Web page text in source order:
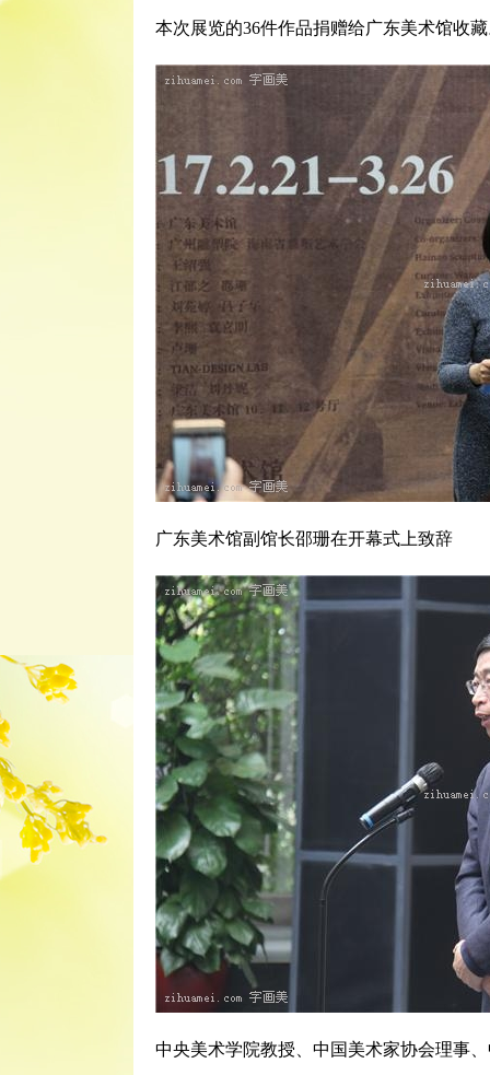
本次展览的36件作品捐赠给广东美术馆收
广东美术馆副馆长邵珊在开幕式上致辞
中央美术学院教授、中国美术家协会理事